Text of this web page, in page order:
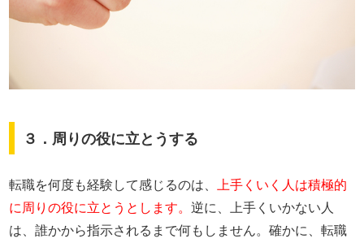
３．周りの役に立とうする
転職を何度も経験して感じるのは、上手くいく人は積極的
に周りの役に立とうとします。逆に、上手くいかない人
は、誰かから指示されるまで何もしません。確かに、転職